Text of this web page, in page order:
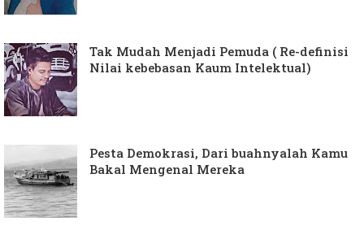
Tak Mudah Menjadi Pemuda ( Re-definisi
Nilai kebebasan Kaum Intelektual)
Pesta Demokrasi, Dari buahnyalah Kamu
Bakal Mengenal Mereka